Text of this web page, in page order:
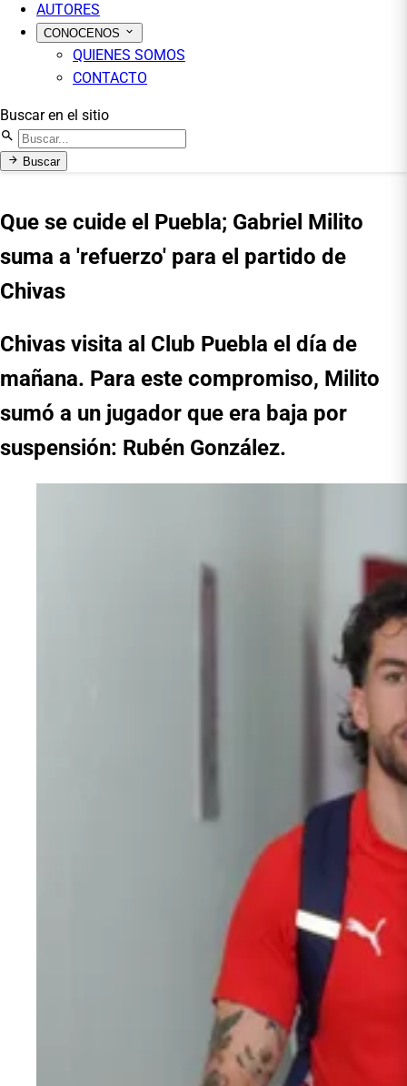
AUTORES
CONOCENOS
QUIENES SOMOS
CONTACTO
Buscar en el sitio
Buscar
Que se cuide el Puebla; Gabriel Milito
suma a 'refuerzo' para el partido de
Chivas
Chivas visita al Club Puebla el día de
mañana. Para este compromiso, Milito
sumó a un jugador que era baja por
suspensión: Rubén González.